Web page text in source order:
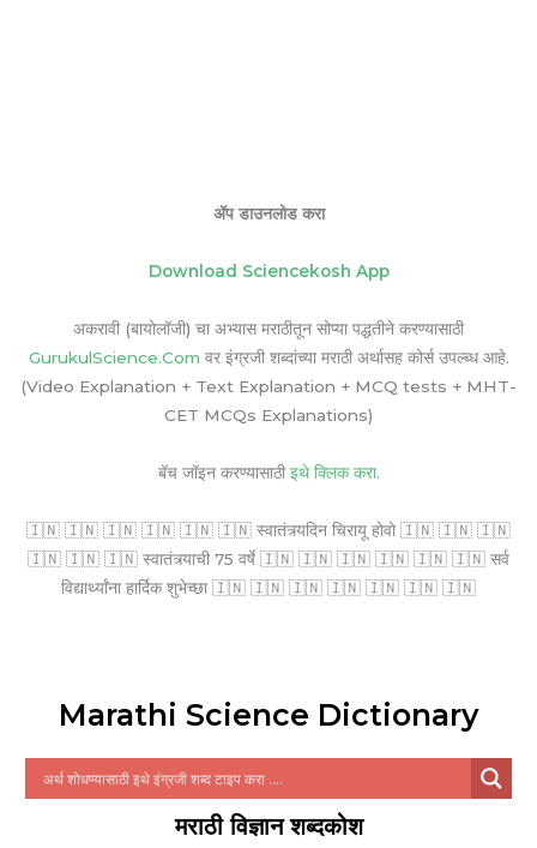
ॲप डाउनलोड करा
Download Sciencekosh App
अकरावी (बायोलॉजी) चा अभ्यास मराठीतून सोप्या पद्धतीने करण्यासाठी
GurukulScience.Com वर इंग्रजी शब्दांच्या मराठी अर्थासह कोर्स उपल्ब्ध आहे.
(Video Explanation + Text Explanation + MCQ tests + MHT-
CET MCQs Explanations)
बॅच जॉइन करण्यासाठी इथे क्लिक करा.
🇮🇳 🇮🇳 🇮🇳 🇮🇳 🇮🇳 🇮🇳 स्वातंत्र्यदिन चिरायू होवो 🇮🇳 🇮🇳 🇮🇳
🇮🇳 🇮🇳 🇮🇳 स्वातंत्र्याची 75 वर्षे 🇮🇳 🇮🇳 🇮🇳 🇮🇳 🇮🇳 🇮🇳 सर्व
विद्यार्थ्यांना हार्दिक शुभेच्छा 🇮🇳 🇮🇳 🇮🇳 🇮🇳 🇮🇳 🇮🇳 🇮🇳
Marathi Science Dictionary
मराठी विज्ञान शब्दकोश